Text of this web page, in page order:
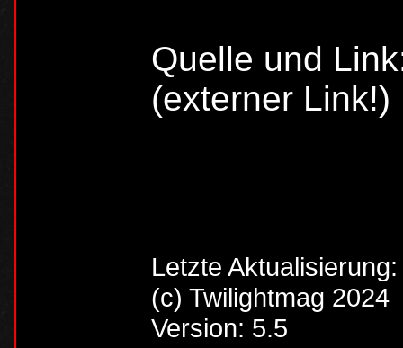
Quelle und
(externer Link!)
Letzte
(c) Twilightmag 2024
Version: 5.5